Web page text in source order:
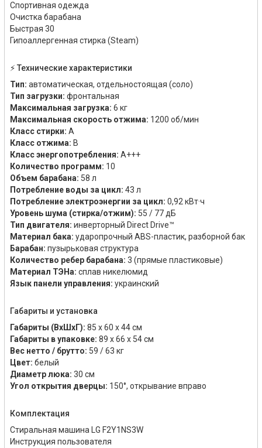
Спортивная одежда
Очистка барабана
Быстрая 30
Гипоаллергенная стирка (Steam)
⚡ Технические характеристики
Тип: автоматическая, отдельностоящая (соло)
Тип загрузки: фронтальная
Максимальная загрузка: 6 кг
Максимальная скорость отжима: 1200 об/мин
Класс стирки: A
Класс отжима: B
Класс энергопотребления: A+++
Количество программ: 10
Объем барабана: 58 л
Потребление воды за цикл: 43 л
Потребление электроэнергии за цикл: 0,92 кВт·ч
Уровень шума (стирка/отжим): 55 / 77 дБ
Тип двигателя: инверторный Direct Drive™
Материал бака: ударопрочный ABS-пластик, разборной бак
Барабан: пузырьковая структура
Количество ребер барабана: 3 (прямые пластиковые)
Материал ТЭНа: сплав никелюмид
Язык панели управления: украинский
Габариты и установка
Габариты (ВхШхГ): 85 x 60 x 44 см
Габариты в упаковке: 89 x 66 x 54 см
Вес нетто / брутто: 59 / 63 кг
Цвет: белый
Диаметр люка: 30 см
Угол открытия дверцы: 150°, открывание вправо
Комплектация
Стиральная машина LG F2Y1NS3W
Инструкция пользователя